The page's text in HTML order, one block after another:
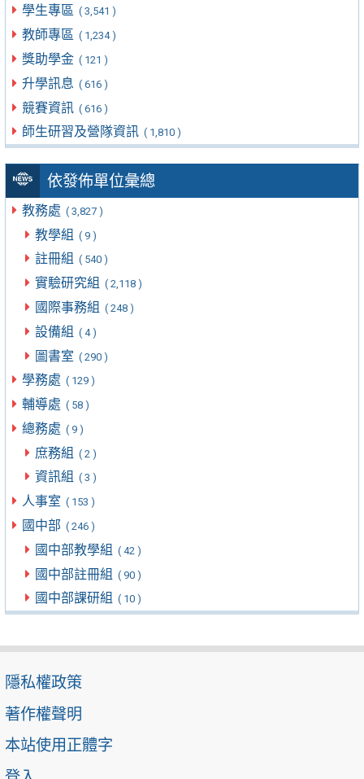
學生專區 ( 3,541 )
教師專區 ( 1,234 )
獎助學金 ( 121 )
升學訊息 ( 616 )
競賽資訊 ( 616 )
師生研習及營隊資訊 ( 1,810 )
依發佈單位彙總
教務處 ( 3,827 )
教學組 ( 9 )
註冊組 ( 540 )
實驗研究組 ( 2,118 )
國際事務組 ( 248 )
設備組 ( 4 )
圖書室 ( 290 )
學務處 ( 129 )
輔導處 ( 58 )
總務處 ( 9 )
庶務組 ( 2 )
資訊組 ( 3 )
人事室 ( 153 )
國中部 ( 246 )
國中部教學組 ( 42 )
國中部註冊組 ( 90 )
國中部課研組 ( 10 )
隱私權政策
著作權聲明
本站使用正體字